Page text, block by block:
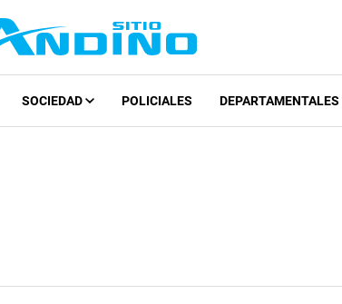
SOCIEDAD POLICIALES DEPARTAMENTALES